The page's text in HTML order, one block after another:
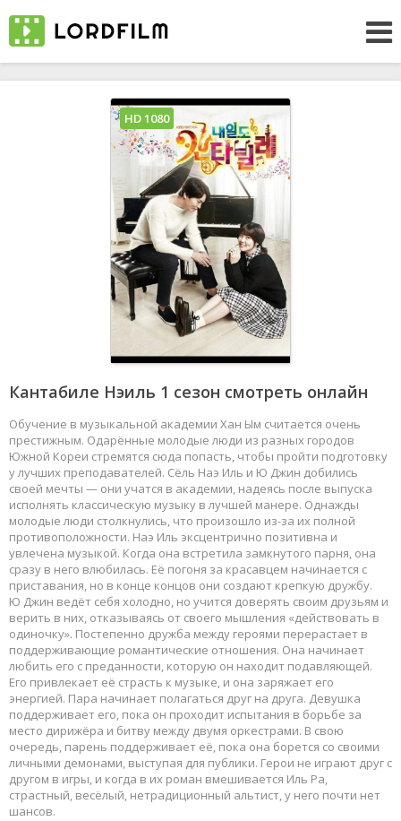
Кантабиле Нэиль 1 сезон смотреть онлайн
Обучение в музыкальной академии Хан Ым считается очень
престижным. Одарённые молодые люди из разных городов
Южной Кореи стремятся сюда попасть, чтобы пройти подготовку
у лучших преподавателей. Сёль Наэ Иль и Ю Джин добились
своей мечты — они учатся в академии, надеясь после выпуска
исполнять классическую музыку в лучшей манере. Однажды
молодые люди столкнулись, что произошло из-за их полной
противоположности. Наэ Иль эксцентрично позитивна и
увлечена музыкой. Когда она встретила замкнутого парня, она
сразу в него влюбилась. Её погоня за красавцем начинается с
приставания, но в конце концов они создают крепкую дружбу.
Ю Джин ведёт себя холодно, но учится доверять своим друзьям и
верить в них, отказываясь от своего мышления «действовать в
одиночку». Постепенно дружба между героями перерастает в
поддерживающие романтические отношения. Она начинает
любить его с преданности, которую он находит подавляющей.
Его привлекает её страсть к музыке, и она заряжает его
энергией. Пара начинает полагаться друг на друга. Девушка
поддерживает его, пока он проходит испытания в борьбе за
место дирижёра и битву между двумя оркестрами. В свою
очередь, парень поддерживает её, пока она борется со своими
личными демонами, выступая для публики. Герои не играют друг с
другом в игры, и когда в их роман вмешивается Иль Ра,
страстный, весёлый, нетрадиционный альтист, у него почти нет
шансов.
HD 1080